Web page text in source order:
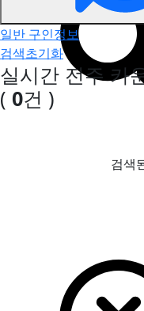
일반 구인정보
검색초기화
실시간 전주 카
( 0건 )
검색